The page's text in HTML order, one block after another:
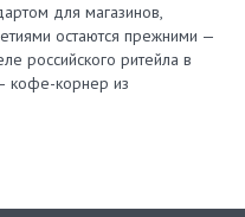
для магазинов,
остаются прежними —
российского ритейла в
кофе-корнер из